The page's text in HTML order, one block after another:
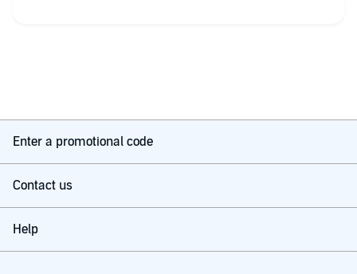
Enter a promotional code
Contact us
Help